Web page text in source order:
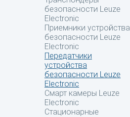
безопасности Leuze
Electronic
Приемники устройства
безопасности Leuze
Electronic
Передатчики
устройства
безопасности Leuze
Electronic
Смарт камеры Leuze
Electronic
Стационарные